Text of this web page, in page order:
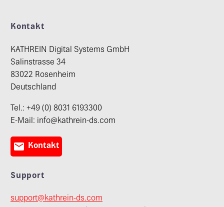
Kontakt
KATHREIN Digital Systems GmbH
Salinstrasse 34
83022 Rosenheim
Deutschland
Tel.: +49 (0) 8031 6193300
E-Mail: info@kathrein-ds.com
 Kontakt
Support
support@kathrein-ds.com